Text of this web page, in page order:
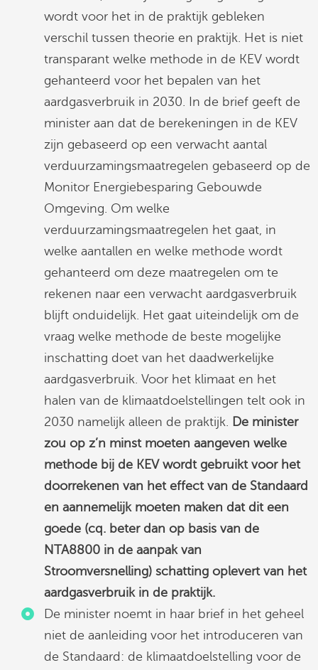
wordt voor het in de praktijk gebleken
verschil tussen theorie en praktijk. Het is niet
transparant welke methode in de KEV wordt
gehanteerd voor het bepalen van het
aardgasverbruik in 2030. In de brief geeft de
minister aan dat de berekeningen in de KEV
zijn gebaseerd op een verwacht aantal
verduurzamingsmaatregelen gebaseerd op de
Monitor Energiebesparing Gebouwde
Omgeving. Om welke
verduurzamingsmaatregelen het gaat, in
welke aantallen en welke methode wordt
gehanteerd om deze maatregelen om te
rekenen naar een verwacht aardgasverbruik
blijft onduidelijk. Het gaat uiteindelijk om de
vraag welke methode de beste mogelijke
inschatting doet van het daadwerkelijke
aardgasverbruik. Voor het klimaat en het
halen van de klimaatdoelstellingen telt ook in
2030 namelijk alleen de praktijk. De minister
zou op z’n minst moeten aangeven welke
methode bij de KEV wordt gebruikt voor het
doorrekenen van het effect van de Standaard
en aannemelijk moeten maken dat dit een
goede (cq. beter dan op basis van de
NTA8800 in de aanpak van
Stroomversnelling) schatting oplevert van het
aardgasverbruik in de praktijk.
De minister noemt in haar brief in het geheel
niet de aanleiding voor het introduceren van
de Standaard: de klimaatdoelstelling voor de